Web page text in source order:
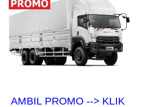
AMBIL PROMO --> KLIK